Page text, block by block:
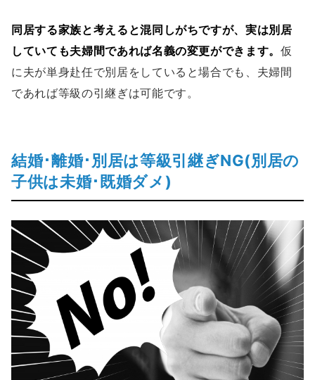
同居する家族と考えると混同しがちですが、実は別居
していても夫婦間であれば名義の変更ができます。仮
に夫が単身赴任で別居をしていると場合でも、夫婦間
であれば等級の引継ぎは可能です。
結婚･離婚･別居は等級引継ぎNG(別居の
子供は未婚･既婚ダメ)